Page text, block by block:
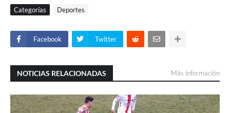
Categorías Deportes
Facebook Twitter
NOTICIAS RELACIONADAS Más información